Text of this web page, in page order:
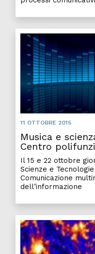
11 OTTOBRE 2015
Musica e
Centro
Il 15 e 22 ottobre
Scienze e
Comunicazione
dell’informazione